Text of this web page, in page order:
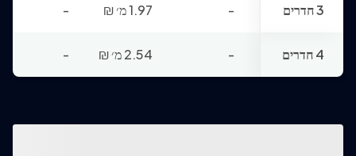
3 חדרים - 1.97 מ׳ ₪
-
4 חדרים - 2.54 מ׳ ₪
-